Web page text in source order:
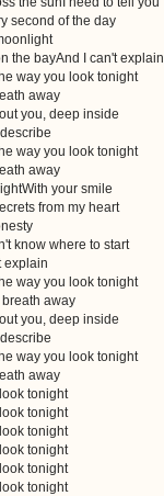
second of the day
the bayAnd I can't explain
way you look tonight
away
you, deep inside
way you look tonight
away
your smile
from my heart
know where to start
explain
way you look tonight
away
you, deep inside
way you look tonight
away
tonight
tonight
tonight
tonight
tonight
tonight